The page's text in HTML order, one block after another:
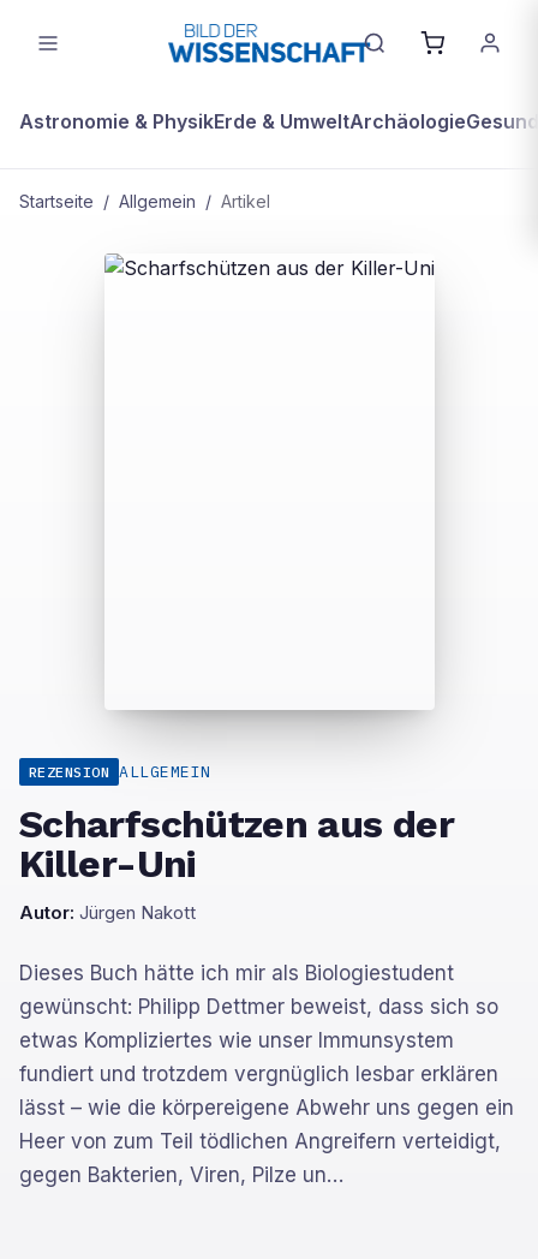
Astronomie & PhysikErde & UmweltArchäologie
Startseite / Allgemein / Artikel
REZENSION ALLGEMEIN
Scharfschützen aus der
Killer-Uni
Autor: Jürgen Nakott
Dieses Buch hätte ich mir als Biologiestudent
gewünscht: Philipp Dettmer beweist, dass sich so
etwas Kompliziertes wie unser Immunsystem
fundiert und trotzdem vergnüglich lesbar erklären
lässt – wie die körpereigene Abwehr uns gegen ein
Heer von zum Teil tödlichen Angreifern verteidigt,
gegen Bakterien, Viren, Pilze un…